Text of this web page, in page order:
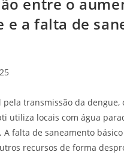
e a falta de
pela transmissão da dengue,
utiliza locais com água
A falta de saneamento
recursos de forma